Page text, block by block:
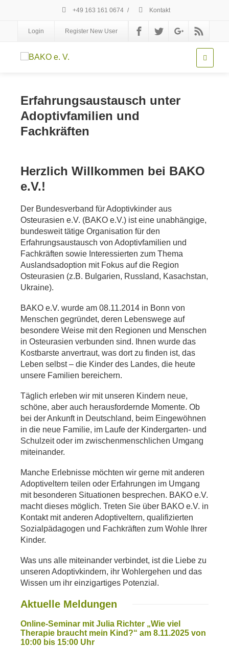
+49 163 161 0674 / Kontakt
Login Register New User
Erfahrungsaustausch unter
Adoptivfamilien und
Fachkräften
Herzlich Willkommen bei BAKO
e.V.!
Der Bundesverband für Adoptivkinder aus
Osteurasien e.V. (BAKO e.V.) ist eine unabhängige,
bundesweit tätige Organisation für den
Erfahrungsaustausch von Adoptivfamilien und
Fachkräften sowie Interessierten zum Thema
Auslandsadoption mit Fokus auf die Region
Osteurasien (z.B. Bulgarien, Russland, Kasachstan,
Ukraine).
BAKO e.V. wurde am 08.11.2014 in Bonn von
Menschen gegründet, deren Lebenswege auf
besondere Weise mit den Regionen und Menschen
in Osteurasien verbunden sind. Ihnen wurde das
Kostbarste anvertraut, was dort zu finden ist, das
Leben selbst – die Kinder des Landes, die heute
unsere Familien bereichern.
Täglich erleben wir mit unseren Kindern neue,
schöne, aber auch herausfordernde Momente. Ob
bei der Ankunft in Deutschland, beim Eingewöhnen
in die neue Familie, im Laufe der Kindergarten- und
Schulzeit oder im zwischenmenschlichen Umgang
miteinander.
Manche Erlebnisse möchten wir gerne mit anderen
Adoptiveltern teilen oder Erfahrungen im Umgang
mit besonderen Situationen besprechen. BAKO e.V.
macht dieses möglich. Treten Sie über BAKO e.V. in
Kontakt mit anderen Adoptiveltern, qualifizierten
Sozialpädagogen und Fachkräften zum Wohle Ihrer
Kinder.
Was uns alle miteinander verbindet, ist die Liebe zu
unseren Adoptivkindern, ihr Wohlergehen und das
Wissen um ihr einzigartiges Potenzial.
Aktuelle Meldungen
Online-Seminar mit Julia Richter „Wie viel
Therapie braucht mein Kind?“ am 8.11.2025 von
10:00 bis 15:00 Uhr